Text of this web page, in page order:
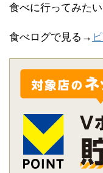
食べに行ってみたい
食べログで見る→